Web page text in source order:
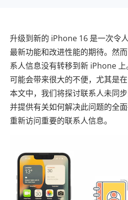
升级到新的 iPhone 16 是一次令
最新功能和改进性能的期待。然
系人信息没有转移到新 iPhone
可能会带来很大的不便，尤其是
本文中，我们将探讨联系人未同
并提供有关如何解决此问题的全
重新访问重要的联系人信息。